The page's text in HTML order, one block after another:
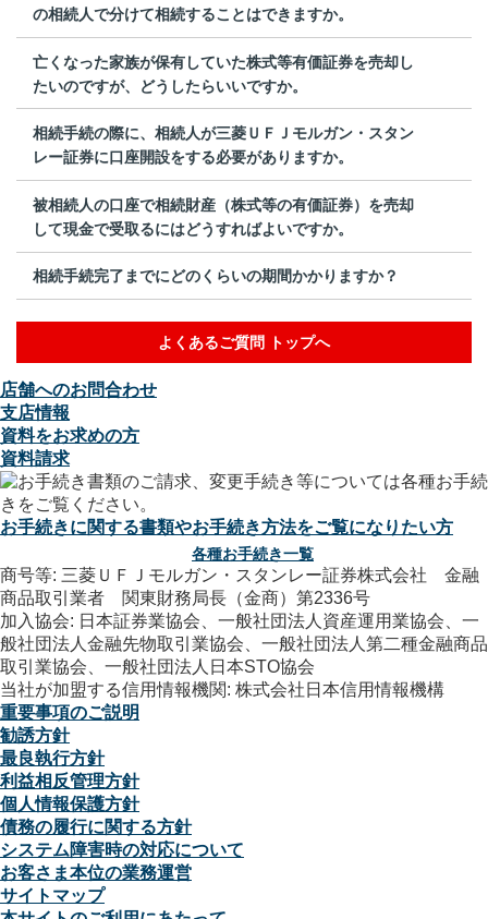
の相続人で分けて相続することはできますか。
亡くなった家族が保有していた株式等有価証券を売却し
たいのですが、どうしたらいいですか。
相続手続の際に、相続人が三菱ＵＦＪモルガン・スタン
レー証券に口座開設をする必要がありますか。
被相続人の口座で相続財産（株式等の有価証券）を売却
して現金で受取るにはどうすればよいですか。
相続手続完了までにどのくらいの期間かかりますか？
よくあるご質問 トップへ
店舗へのお問合わせ
支店情報
資料をお求めの方
資料請求
お手続きに関する書類やお手続き方法をご覧になりたい方
各種お手続き一覧
商号等: 三菱ＵＦＪモルガン・スタンレー証券株式会社 金融
商品取引業者 関東財務局長（金商）第2336号
加入協会: 日本証券業協会、一般社団法人資産運用業協会、一
般社団法人金融先物取引業協会、一般社団法人第二種金融商品
取引業協会、一般社団法人日本STO協会
当社が加盟する信用情報機関: 株式会社日本信用情報機構
重要事項のご説明
勧誘方針
最良執行方針
利益相反管理方針
個人情報保護方針
債務の履行に関する方針
システム障害時の対応について
お客さま本位の業務運営
サイトマップ